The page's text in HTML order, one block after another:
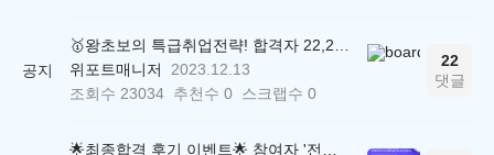
공지
🥇왕초보의 특급취업전략! 합격자 22,244명 배출한 전문가와 함께 직무탐색부터 면접까지 완벽대비
위포트매니저
2023.12.13
조회수 23034 추천수 0 스크랩수 0
22
댓글
🌟최종합격 후기 이벤트🌟 참여자 '전원' 백화점상품권 증정